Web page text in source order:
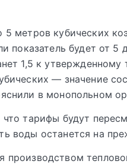
метров кубических
показатель будет от 5
1,5 к утвержденному
— значение
в монопольном
тарифы будут
воды останется на